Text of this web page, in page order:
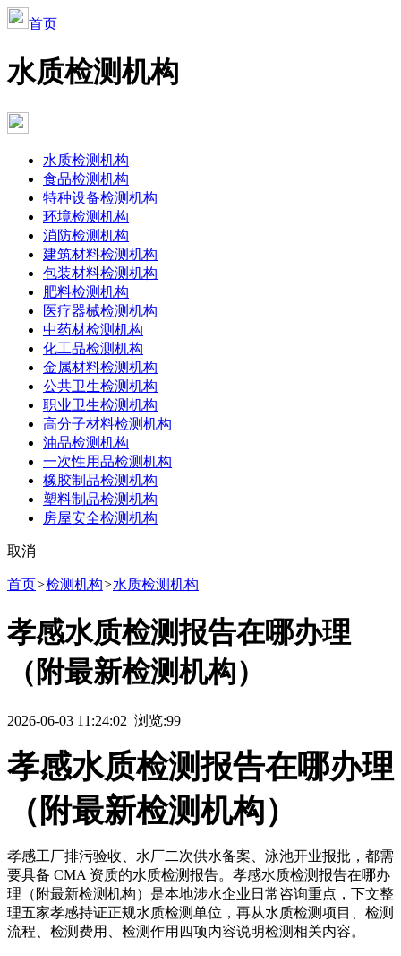
首页
水质检测机构
水质检测机构
食品检测机构
特种设备检测机构
环境检测机构
消防检测机构
建筑材料检测机构
包装材料检测机构
肥料检测机构
医疗器械检测机构
中药材检测机构
化工品检测机构
金属材料检测机构
公共卫生检测机构
职业卫生检测机构
高分子材料检测机构
油品检测机构
一次性用品检测机构
橡胶制品检测机构
塑料制品检测机构
房屋安全检测机构
取消
首页>检测机构>水质检测机构
孝感水质检测报告在哪办理
（附最新检测机构）
2026-06-03 11:24:02 浏览:99
孝感水质检测报告在哪办理
（附最新检测机构）
孝感工厂排污验收、水厂二次供水备案、泳池开业报批，都需
要具备 CMA 资质的水质检测报告。孝感水质检测报告在哪办
理（附最新检测机构）是本地涉水企业日常咨询重点，下文整
理五家孝感持证正规水质检测单位，再从水质检测项目、检测
流程、检测费用、检测作用四项内容说明检测相关内容。